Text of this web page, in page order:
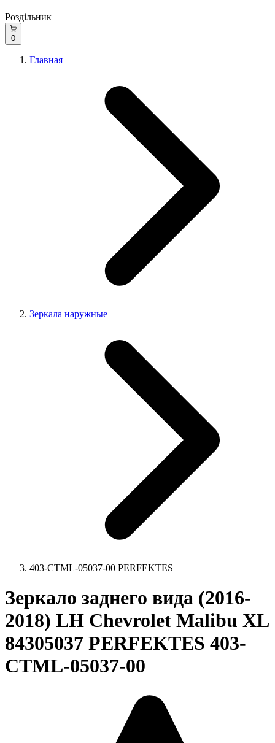
Роздільник
0
Главная
Зеркала наружные
403-CTML-05037-00 PERFEKTES
Зеркало заднего вида (2016-
2018) LH Chevrolet Malibu XL
84305037 PERFEKTES 403-
CTML-05037-00